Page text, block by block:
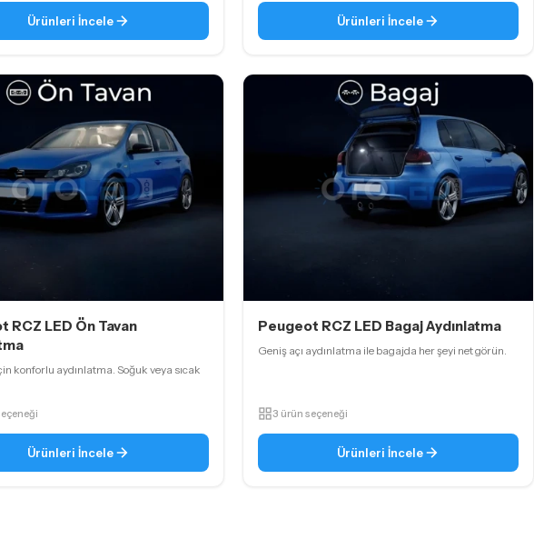
Ürünleri İncele Ürünleri İncele
RCZ LED Ön Tavan
konforlu aydınlatma. Soğuk veya sıcak
Ürünleri İncele
Peugeot RCZ LED Bagaj Aydınlatma
Geniş açı aydınlatma ile bagajda her şeyi net görün.
3 ürün seçeneği
Ürünleri İncele